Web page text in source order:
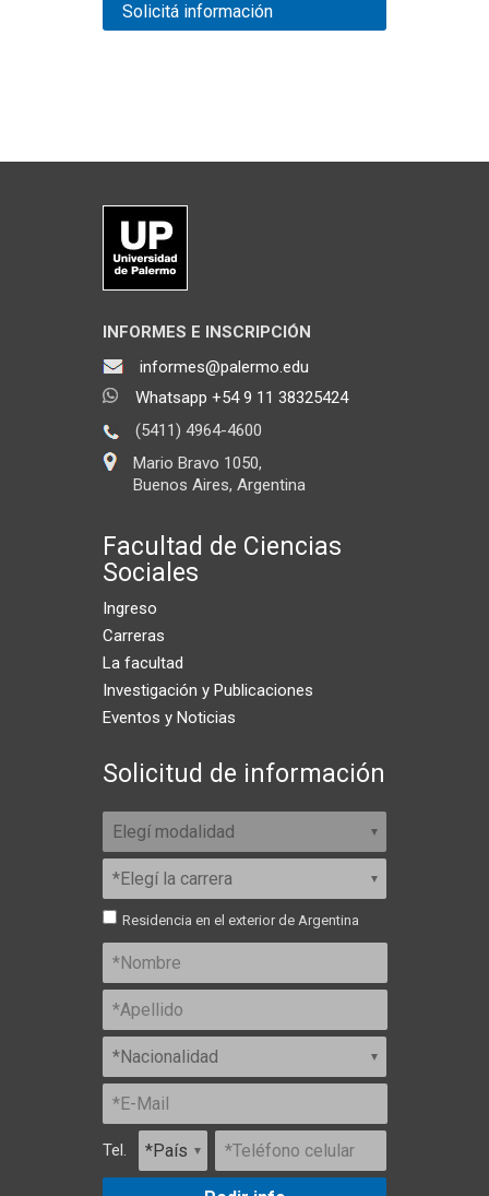
Solicitá información
INFORMES E INSCRIPCIÓN
informes@palermo.edu
Whatsapp +54 9 11 38325424
(5411) 4964-4600
Mario Bravo 1050,
Buenos Aires, Argentina
Facultad de Ciencias
Sociales
Ingreso
Carreras
La facultad
Investigación y Publicaciones
Eventos y Noticias
Solicitud de información
Residencia en el exterior de Argentina
Tel.